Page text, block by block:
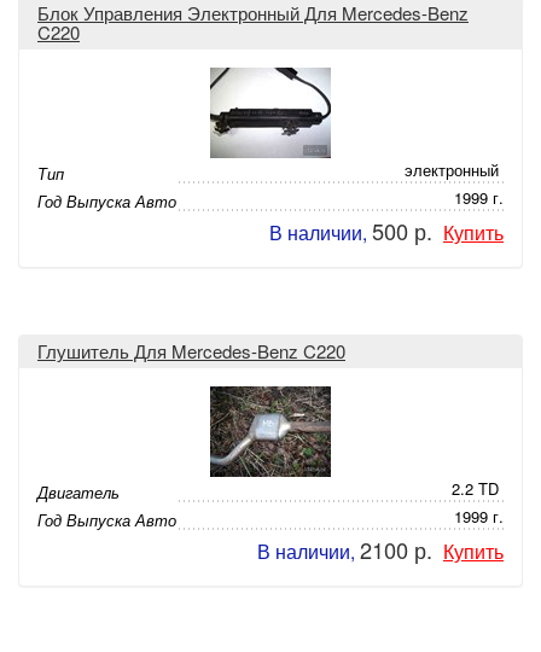
Блок Управления Электронный Для Mercedes-Benz
C220
Тип
электронный
Год Выпуска Авто
1999 г.
В наличии, 500 р. Купить
Глушитель Для Mercedes-Benz C220
Двигатель
2.2 TD
Год Выпуска Авто
1999 г.
В наличии, 2100 р. Купить